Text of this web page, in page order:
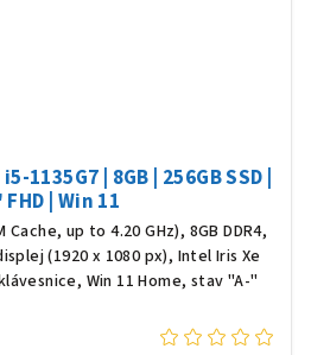
1135G7 | 8GB | 256GB SSD |
| Win 11
up to 4.20 GHz), 8GB DDR4,
(1920 x 1080 px), Intel Iris Xe
Win 11 Home, stav "A-"